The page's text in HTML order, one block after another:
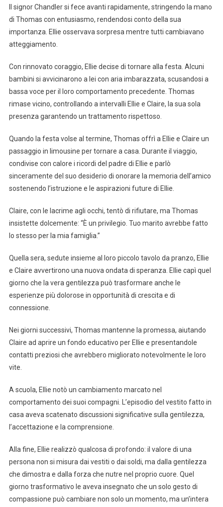
Il signor Chandler si fece avanti rapidamente, stringendo la mano
di Thomas con entusiasmo, rendendosi conto della sua
importanza. Ellie osservava sorpresa mentre tutti cambiavano
atteggiamento.
Con rinnovato coraggio, Ellie decise di tornare alla festa. Alcuni
bambini si avvicinarono a lei con aria imbarazzata, scusandosi a
bassa voce per il loro comportamento precedente. Thomas
rimase vicino, controllando a intervalli Ellie e Claire, la sua sola
presenza garantendo un trattamento rispettoso.
Quando la festa volse al termine, Thomas offrì a Ellie e Claire un
passaggio in limousine per tornare a casa. Durante il viaggio,
condivise con calore i ricordi del padre di Ellie e parlò
sinceramente del suo desiderio di onorare la memoria dell’amico
sostenendo l’istruzione e le aspirazioni future di Ellie.
Claire, con le lacrime agli occhi, tentò di rifiutare, ma Thomas
insistette dolcemente: “È un privilegio. Tuo marito avrebbe fatto
lo stesso per la mia famiglia.”
Quella sera, sedute insieme al loro piccolo tavolo da pranzo, Ellie
e Claire avvertirono una nuova ondata di speranza. Ellie capì quel
giorno che la vera gentilezza può trasformare anche le
esperienze più dolorose in opportunità di crescita e di
connessione.
Nei giorni successivi, Thomas mantenne la promessa, aiutando
Claire ad aprire un fondo educativo per Ellie e presentandole
contatti preziosi che avrebbero migliorato notevolmente le loro
vite.
A scuola, Ellie notò un cambiamento marcato nel
comportamento dei suoi compagni. L’episodio del vestito fatto in
casa aveva scatenato discussioni significative sulla gentilezza,
l’accettazione e la comprensione.
Alla fine, Ellie realizzò qualcosa di profondo: il valore di una
persona non si misura dai vestiti o dai soldi, ma dalla gentilezza
che dimostra e dalla forza che nutre nel proprio cuore. Quel
giorno trasformativo le aveva insegnato che un solo gesto di
compassione può cambiare non solo un momento, ma un’intera